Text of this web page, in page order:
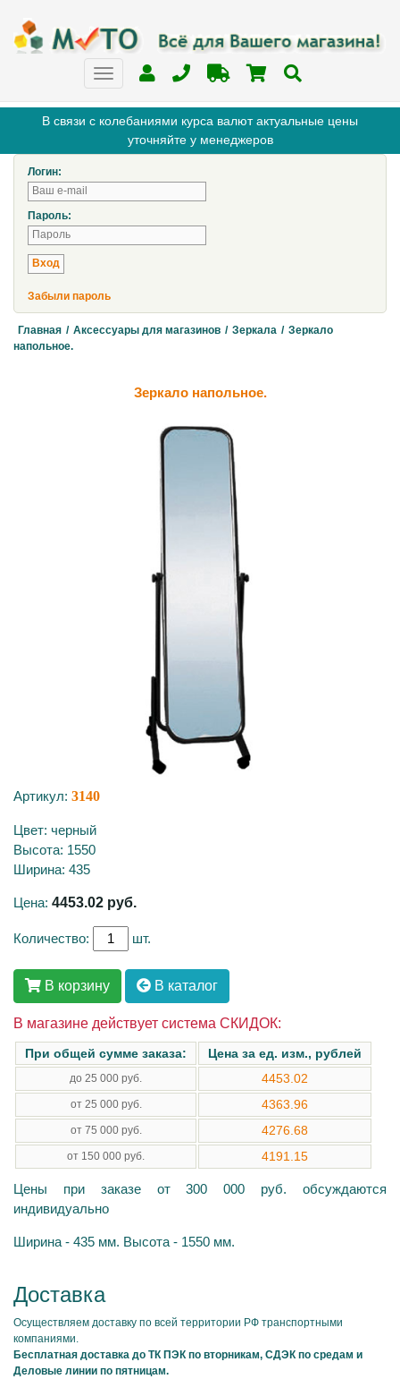
В связи с колебаниями курса валют актуальные цены
уточняйте у менеджеров
Логин:
Пароль:
Забыли пароль
Главная / Аксессуары для магазинов / Зеркала / Зеркало
напольное.
Зеркало напольное.
Артикул: 3140
Цвет: черный
Высота: 1550
Ширина: 435
Цена: 4453.02 руб.
Количество: шт.
В корзину В каталог
В магазине действует система СКИДОК:
При общей сумме заказа: Цена за ед. изм., рублей
до 25 000 руб. 4453.02
от 25 000 руб. 4363.96
от 75 000 руб. 4276.68
от 150 000 руб. 4191.15
Цены при заказе от 300 000 руб. обсуждаются
индивидуально
Ширина - 435 мм. Высота - 1550 мм.
Доставка
Осуществляем доставку по всей территории РФ транспортными
компаниями.
Бесплатная доставка до ТК ПЭК по вторникам, СДЭК по средам и
Деловые линии по пятницам.